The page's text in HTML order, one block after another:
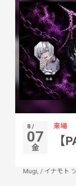
8 /
07
金
来場
【
Mugi, / イナモト